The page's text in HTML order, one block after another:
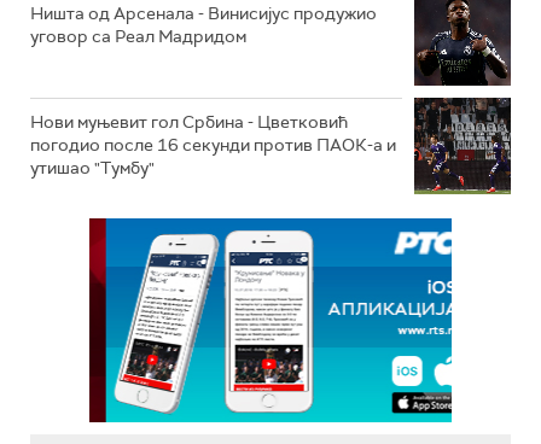
Ништа од Арсенала - Винисијус продужио
уговор са Реал Мадридом
Нови муњевит гол Србина - Цветковић
погодио после 16 секунди против ПАОК-а и
утишао "Тумбу"